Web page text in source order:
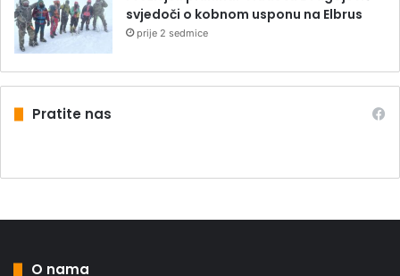
svjedoči o kobnom usponu na Elbrus
prije 2 sedmice
Pratite nas
O nama